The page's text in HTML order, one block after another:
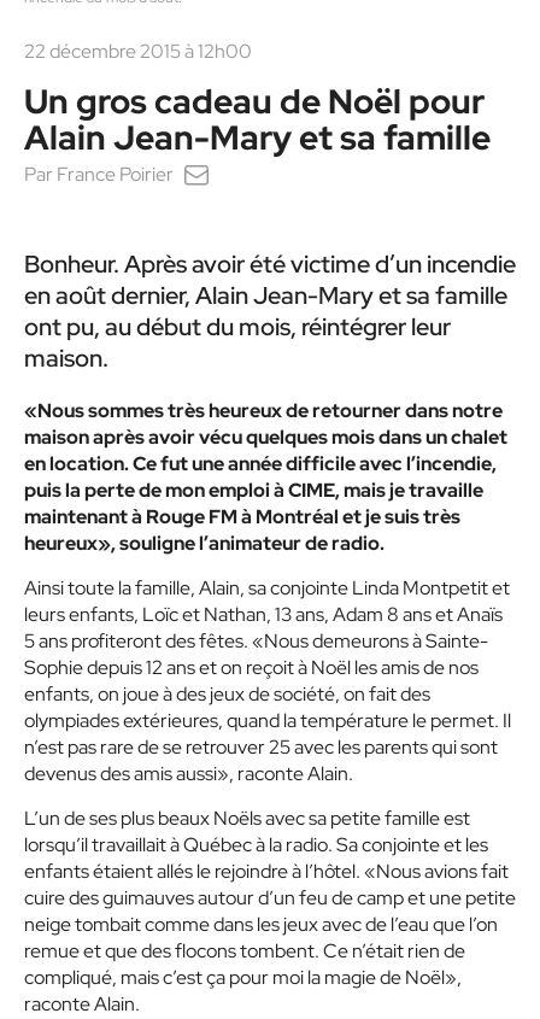
22 décembre 2015 à 12h00
Un gros cadeau de Noël pour
Alain Jean-Mary et sa famille
Par France Poirier
Bonheur. Après avoir été victime d’un incendie
en août dernier, Alain Jean-Mary et sa famille
ont pu, au début du mois, réintégrer leur
maison.
«Nous sommes très heureux de retourner dans notre
maison après avoir vécu quelques mois dans un chalet
en location. Ce fut une année difficile avec l’incendie,
puis la perte de mon emploi à CIME, mais je travaille
maintenant à Rouge FM à Montréal et je suis très
heureux», souligne l’animateur de radio.
Ainsi toute la famille, Alain, sa conjointe Linda Montpetit et
leurs enfants, Loïc et Nathan, 13 ans, Adam 8 ans et Anaïs
5 ans profiteront des fêtes. «Nous demeurons à Sainte-
Sophie depuis 12 ans et on reçoit à Noël les amis de nos
enfants, on joue à des jeux de société, on fait des
olympiades extérieures, quand la température le permet. Il
n’est pas rare de se retrouver 25 avec les parents qui sont
devenus des amis aussi», raconte Alain.
L’un de ses plus beaux Noëls avec sa petite famille est
lorsqu’il travaillait à Québec à la radio. Sa conjointe et les
enfants étaient allés le rejoindre à l’hôtel. «Nous avions fait
cuire des guimauves autour d’un feu de camp et une petite
neige tombait comme dans les jeux avec de l’eau que l’on
remue et que des flocons tombent. Ce n’était rien de
compliqué, mais c’est ça pour moi la magie de Noël»,
raconte Alain.